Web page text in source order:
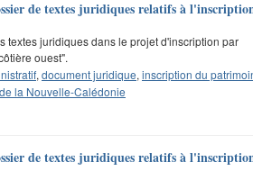
de textes juridiques relatifs à
textes juridiques dans le projet d'inscription par
ouest".
,document juridique,inscription du
la Nouvelle-Calédonie
de textes juridiques relatifs à